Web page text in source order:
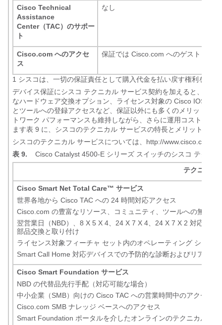
Cisco Technical
Assistance
Center（TAC）のサポー
ト
なし
Cisco.com へのアクセ
ス
保証では Cisco.com へのゲスト アク
1 シスコは、一切の保証責任として購入代金を払い戻す権利を留保
デバイス保証にシスコ テクニカル サービス契約を加えると、
なハードウェア交換オプション、ライセンス対象の Cisco IOS ソ
とツールへの登録アクセスなど、保証以外にも多くのメリットが
トワーク パフォーマンスも維持しながら、さらに運用コストを
ます表 9 に、シスコのテクニカル サービスの特長とメリットを示
シスコのテクニカル サービスについては、 http://www.cisco.com/
表 9.
Cisco Catalyst 4500-E シリーズ スイッチのシスコ テクニ
テクニカル
Cisco Smart Net Total Care™ サービス
世界各地から Cisco TAC への 24 時間対応アクセス
Cisco.com の豊富なリソース、コミュニティ、ツールへの無制限
翌営業日（NBD）、8 X 5 X 4、24 X 7 X 4、24 X 7 X 2 対応のア
部品交換と取り付け
ライセンス対象フィーチャ セット内のオペレーティング システ
Smart Call Home 対応デバイスでの予防的な診断およびリアルタ
Cisco Smart Foundation サービス
NBD の代替品先行手配（対応可能な場合）
中小企業（SMB）向けの Cisco TAC への営業時間中のアクセス
Cisco.com SMB ナレッジ ベースへのアクセス
Smart Foundation ポータルを介したオンラインのテクニカル リ